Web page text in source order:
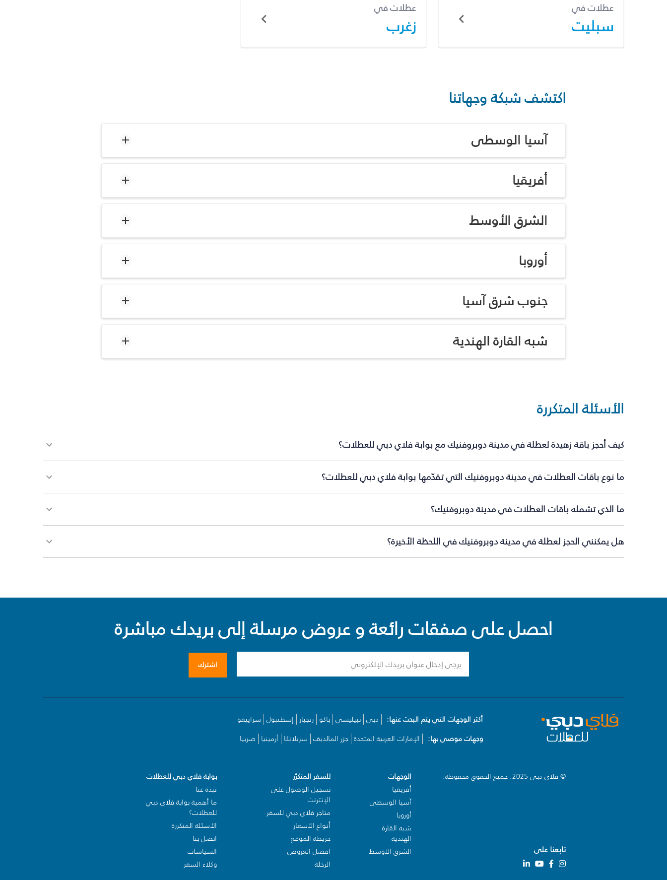
عطلات في
سبليت
عطلات في
زغرب
اكتشف شبكة وجهاتنا
آسيا الوسطى
أفريقيا
الشرق الأوسط
أوروبا
جنوب شرق آسيا
شبه القارة الهندية
الأسئلة المتكررة
كيف أحجز باقة زهيدة لعطلة في مدينة دوبروفنيك مع بوابة فلاي دبي للعطلات؟
ما نوع باقات العطلات في مدينة دوبروفنيك التي تقدّمها بوابة فلاي دبي للعطلات؟
ما الذي تشمله باقات العطلات في مدينة دوبروفنيك؟
هل يمكنني الحجز لعطلة في مدينة دوبروفنيك في اللحظة الأخيرة؟
احصل على صفقات رائعة و عروض مرسلة إلى بريدك مباشرة
اشترك
أكثر الوجهات التي يتم البحث عنها: دبي تبيليسي باكو زنجبار إسطنبول سراييفو
وجهات موصى بها:
الإمارات العربية المتحدة جزر المالديف سريلانكا أرمينيا صربيا
© فلاي دبي 2025. جميع الحقوق محفوظة.
تابعنا على
الوجهات
أفريقيا
آسيا الوسطى
أوروبا
شبه القارة
الهندية
الشرق الأوسط
للسفر المتكرّر
تسجيل الوصول على
الإنترنت
متاجر فلاي دبي للسفر
أنواع الأسعار
خريطة الموقع
افضل العروض
الرحلة
بوابة فلاي دبي للعطلات
نبذة عنا
ما أهمية بوابة فلاي دبي
للعطلات؟
الأسئلة المتكررة
اتصل بنا
السياسات
وكلاء السفر